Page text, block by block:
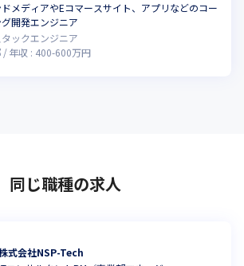
メディアやEコマースサイト、アプリなどのコー
開発エンジニア
ックエンジニア
年収 : 400-600万円
同じ職種の求人
式会社NSP-Tech